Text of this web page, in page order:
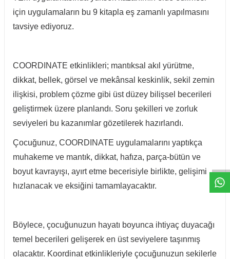
için uygulamaların bu 9 kitapla eş zamanlı yapılmasını
tavsiye ediyoruz.
COORDINATE etkinlikleri; mantıksal akıl yürütme,
dikkat, bellek, görsel ve mekânsal keskinlik, sekil zemin
ilişkisi, problem çözme gibi üst düzey bilişsel becerileri
geliştirmek üzere planlandı. Soru şekilleri ve zorluk
seviyeleri bu kazanımlar gözetilerek hazırlandı.
Çocuğunuz, COORDINATE uygulamalarını yaptıkça
muhakeme ve mantık, dikkat, hafıza, parça-bütün ve
boyut kavrayışı, ayırt etme becerisiyle birlikte, gelişimi
hızlanacak ve eksiğini tamamlayacaktır.
Böylece, çocuğunuzun hayatı boyunca ihtiyaç duyacağı
temel becerileri gelişerek en üst seviyelere taşınmış
olacaktır. Koordinat etkinlikleriyle çocuğunuzun sekilerle